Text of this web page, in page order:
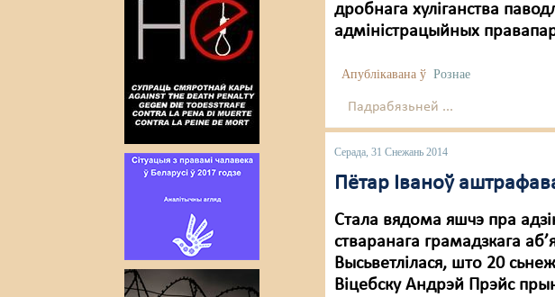
дробнага хуліганства
адміністрацыйных
Апублікавана ў Рознае
Падрабязьней ...
Серада, 31 Снежань 2014
Пётар Іваноў
Стала вядома яшчэ пра
стваранага грамадзкага
Высьветлілася, што 20
Віцебску Андрэй Прэйс